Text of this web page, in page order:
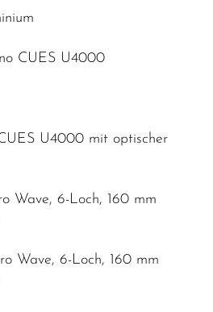
CUES U4000
U4000 mit optischer
Wave, 6-Loch, 160 mm
Wave, 6-Loch, 160 mm